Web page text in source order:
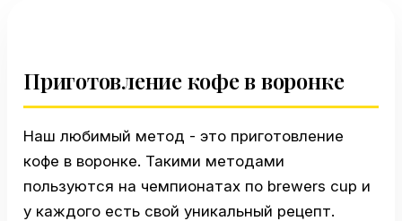
Приготовление кофе в воронке
Наш любимый метод - это приготовление
кофе в воронке. Такими методами
пользуются на чемпионатах по brewers cup и
у каждого есть свой уникальный рецепт.